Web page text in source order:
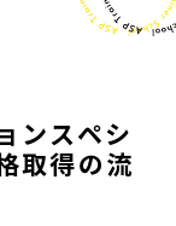
ンスペシ
取得の流